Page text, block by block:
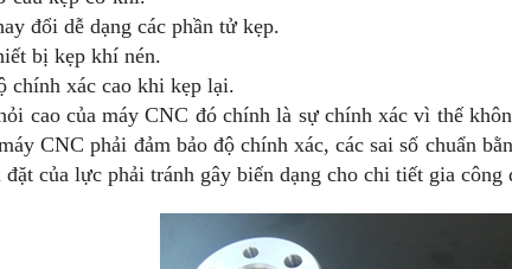
đổi dễ dạng các phần tử kẹp.
bị kẹp khí nén.
chính xác cao khi kẹp lại.
cao của máy CNC đó chính là sự chính xác vì thế
CNC phải đảm bảo độ chính xác, các sai số chuẩn
đặt của lực phải tránh gây biến dạng cho chi tiết gia công